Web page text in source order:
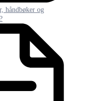
håndbøker og